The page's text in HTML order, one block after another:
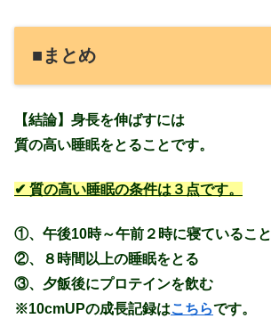
■まとめ
【結論】身長を伸ばすには
質の高い睡眠をとることです。
✔ 質の高い睡眠の条件は３点です。
①、午後10時～午前２時に寝ていること
②、８時間以上の睡眠をとる
③、夕飯後にプロテインを飲む
※10cmUPの成長記録はこちらです。